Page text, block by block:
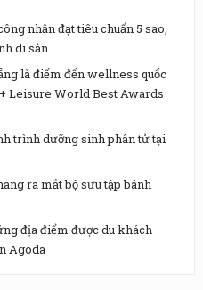
nhận đạt tiêu chuẩn 5 sao,
di sản
là điểm đến wellness quốc
Leisure World Best Awards
trình dưỡng sinh phân tử tại
ra mắt bộ sưu tập bánh
địa điểm được du khách
Agoda